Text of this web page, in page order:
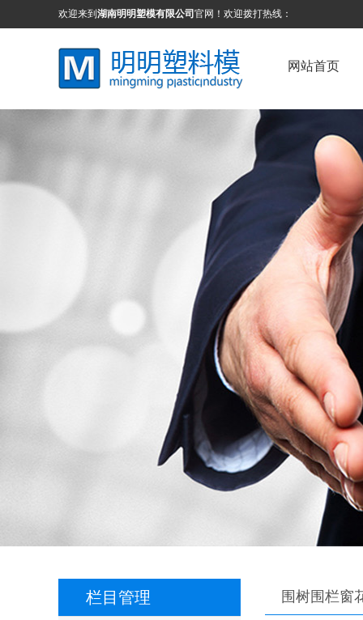
欢迎来到 湖南明明塑模有限公司 官网！欢迎拨打热线：
网站首页
围树围栏窗
栏目管理